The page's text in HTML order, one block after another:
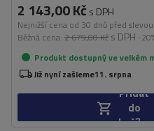
2 143,00 Kč s DPH
Nejnižší cena od 30 dnů před slevou:
Běžná cena: 2 679,00 Kč s DPH -
Produkt dostupný ve velkém
Již nyní zašleme11. srpna
Přidat
do
košíku